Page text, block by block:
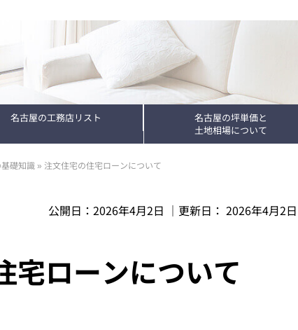
名古屋の工務店リスト
名古屋の坪単価と
土地相場について
礎知識» 注文住宅の住宅ローンについて
公開日： 2026年4月2日 ｜更新日： 2026年4月2日
宅ローンについて